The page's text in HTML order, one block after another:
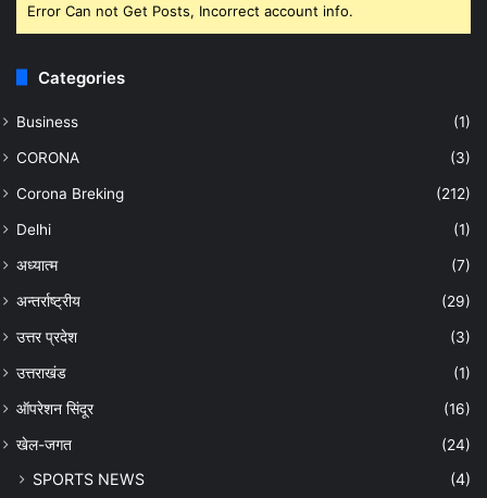
Error Can not Get Posts, Incorrect account info.
Categories
Business (1)
CORONA (3)
Corona Breking (212)
Delhi (1)
अध्यात्म (7)
अन्तर्राष्ट्रीय (29)
उत्तर प्रदेश (3)
उत्तराखंड (1)
ऑपरेशन सिंदूर (16)
खेल-जगत (24)
SPORTS NEWS (4)